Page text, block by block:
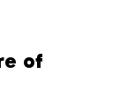
of